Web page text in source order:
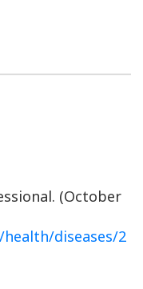
(October
diseases/2